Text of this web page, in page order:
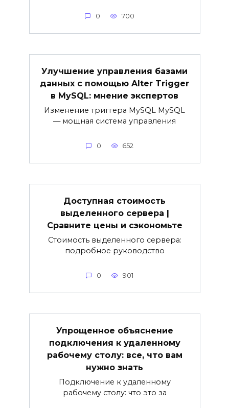
0 700
Улучшение управления базами
данных с помощью Alter Trigger
в MySQL: мнение экспертов
Изменение триггера MySQL MySQL
— мощная система управления
0 652
Доступная стоимость
выделенного сервера |
Сравните цены и сэкономьте
Стоимость выделенного сервера:
подробное руководство
0 901
Упрощенное объяснение
подключения к удаленному
рабочему столу: все, что вам
нужно знать
Подключение к удаленному
рабочему столу: что это за